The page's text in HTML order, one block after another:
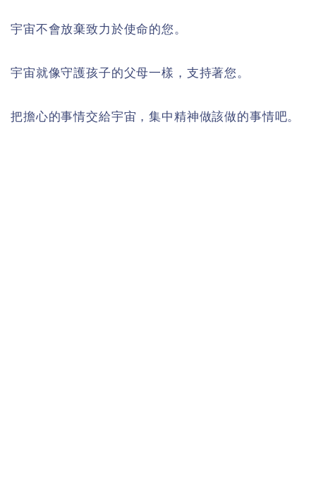
宇宙不會放棄致力於使命的您。
宇宙就像守護孩子的父母一樣，支持著您。
把擔心的事情交給宇宙，集中精神做該做的事情吧。